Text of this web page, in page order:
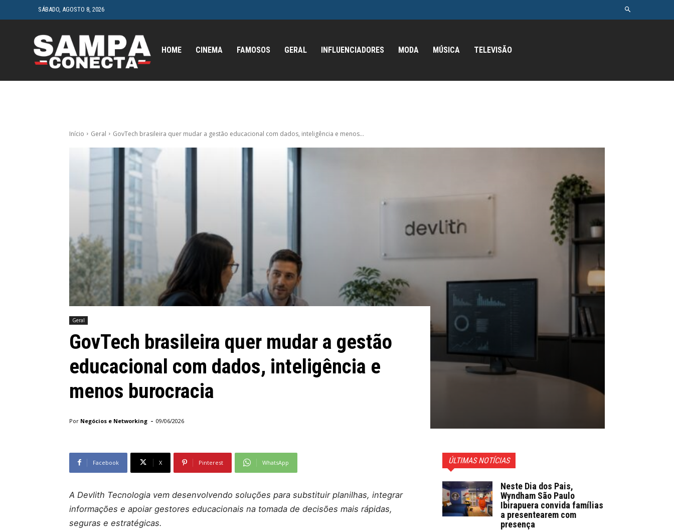
SÁBADO, AGOSTO 8, 2026
HOME CINEMA FAMOSOS GERAL INFLUENCIADORES MODA MÚSICA TELEVISÃO
Início Geral GovTech brasileira quer mudar a gestão educacional com dados, inteligência e menos...
Geral
GovTech brasileira quer mudar a gestão
educacional com dados, inteligência e
menos burocracia
Por Negócios e Networking - 09/06/2026
Facebook X Pinterest WhatsApp
A Devlith Tecnologia vem desenvolvendo soluções para substituir planilhas, integrar
informações e apoiar gestores educacionais na tomada de decisões mais rápidas,
seguras e estratégicas.
ÚLTIMAS NOTÍCIAS
Neste Dia dos Pais,
Wyndham São Paulo
Ibirapuera convida famílias
a presentearem com
presença